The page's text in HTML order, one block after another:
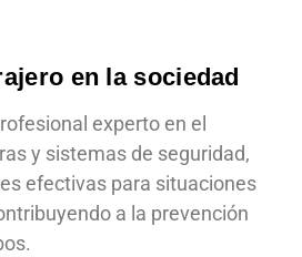
en la sociedad
experto en el
y sistemas de seguridad,
efectivas para situaciones
a la prevención